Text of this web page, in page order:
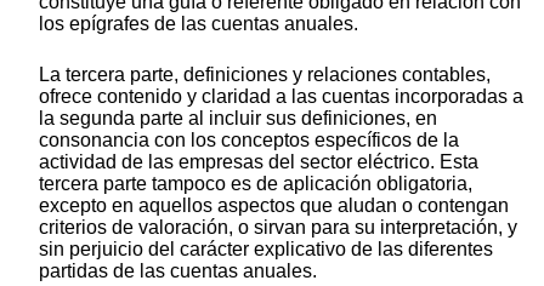
los epígrafes de las cuentas anuales.
La tercera parte, definiciones y relaciones contables,
ofrece contenido y claridad a las cuentas incorporadas a
la segunda parte al incluir sus definiciones, en
consonancia con los conceptos específicos de la
actividad de las empresas del sector eléctrico. Esta
tercera parte tampoco es de aplicación obligatoria,
excepto en aquellos aspectos que aludan o contengan
criterios de valoración, o sirvan para su interpretación, y
sin perjuicio del carácter explicativo de las diferentes
partidas de las cuentas anuales.